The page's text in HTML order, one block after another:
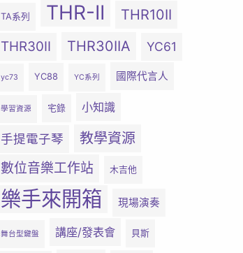
TA系列 THR-II THR10II
THR30II THR30IIA YC61
yc73 YC88 YC系列 國際代言人
學習資源 宅錄 小知識
手提電子琴 教學資源
數位音樂工作站 木吉他
樂手來開箱 現場演奏
舞台型鍵盤 講座/發表會 貝斯